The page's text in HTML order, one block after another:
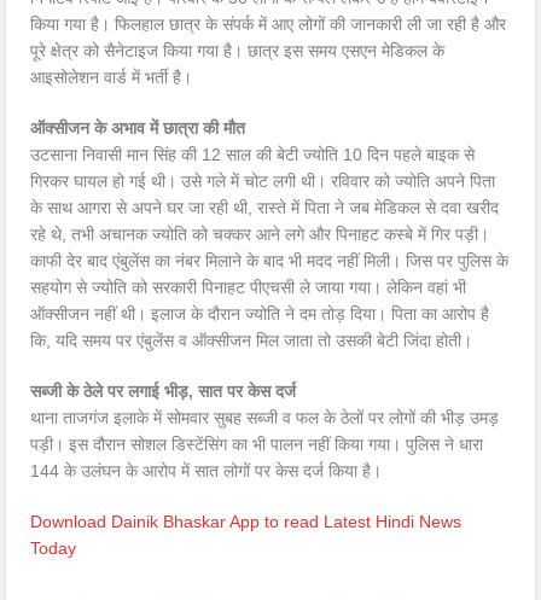
किया गया है। फिलहाल छात्र के संपर्क में आए लोगों की जानकारी ली जा रही है और
पूरे क्षेत्र को सैनेटाइज किया गया है। छात्र इस समय एसएन मेडिकल के
आइसोलेशन वार्ड में भर्ती है।
ऑक्सीजन के अभाव में छात्रा की मौत
उटसाना निवासी मान सिंह की 12 साल की बेटी ज्योति 10 दिन पहले बाइक से
गिरकर घायल हो गई थी। उसे गले में चोट लगी थी। रविवार को ज्योति अपने पिता
के साथ आगरा से अपने घर जा रही थी, रास्ते में पिता ने जब मेडिकल से दवा खरीद
रहे थे, तभी अचानक ज्योति को चक्कर आने लगे और पिनाहट कस्बे में गिर पड़ी।
काफी देर बाद एंबुलेंस का नंबर मिलाने के बाद भी मदद नहीं मिली। जिस पर पुलिस के
सहयोग से ज्योति को सरकारी पिनाहट पीएचसी ले जाया गया। लेकिन वहां भी
ऑक्सीजन नहीं थी। इलाज के दौरान ज्योति ने दम तोड़ दिया। पिता का आरोप है
कि, यदि समय पर एंबुलेंस व ऑक्सीजन मिल जाता तो उसकी बेटी जिंदा होती।
सब्जी के ठेले पर लगाई भीड़, सात पर केस दर्ज
थाना ताजगंज इलाके में सोमवार सुबह सब्जी व फल के ठेलों पर लोगों की भीड़ उमड़
पड़ी। इस दौरान सोशल डिस्टेंसिंग का भी पालन नहीं किया गया। पुलिस ने धारा
144 के उलंघन के आरोप में सात लोगों पर केस दर्ज किया है।
Download Dainik Bhaskar App to read Latest Hindi News
Today